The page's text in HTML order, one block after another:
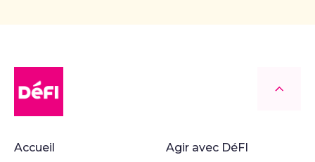
Accueil Agir avec DéFI